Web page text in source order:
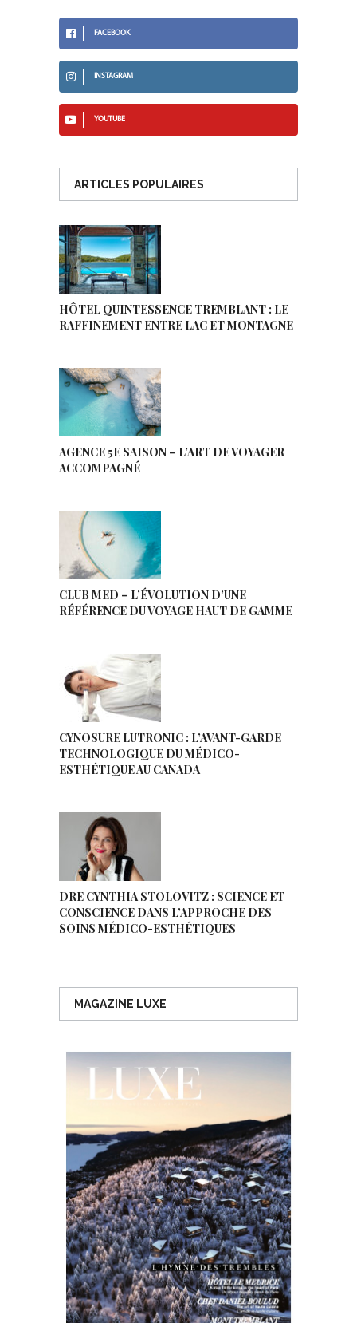
FACEBOOK
INSTAGRAM
YOUTUBE
ARTICLES POPULAIRES
HÔTEL QUINTESSENCE TREMBLANT : LE
RAFFINEMENT ENTRE LAC ET MONTAGNE
AGENCE 5E SAISON – L’ART DE VOYAGER
ACCOMPAGNÉ
CLUB MED – L’ÉVOLUTION D’UNE
RÉFÉRENCE DU VOYAGE HAUT DE GAMME
CYNOSURE LUTRONIC : L’AVANT-GARDE
TECHNOLOGIQUE DU MÉDICO-
ESTHÉTIQUE AU CANADA
DRE CYNTHIA STOLOVITZ : SCIENCE ET
CONSCIENCE DANS L’APPROCHE DES
SOINS MÉDICO-ESTHÉTIQUES
MAGAZINE LUXE